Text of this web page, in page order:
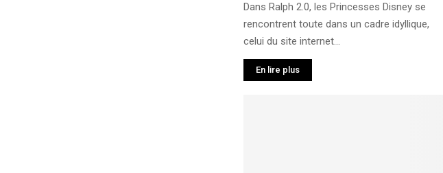
Dans Ralph 2.0, les Princesses Disney se
rencontrent toute dans un cadre idyllique,
celui du site internet...
En lire plus